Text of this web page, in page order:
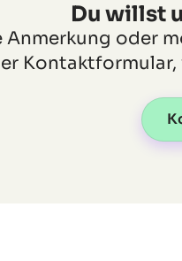
Du willst
Anmerkung oder